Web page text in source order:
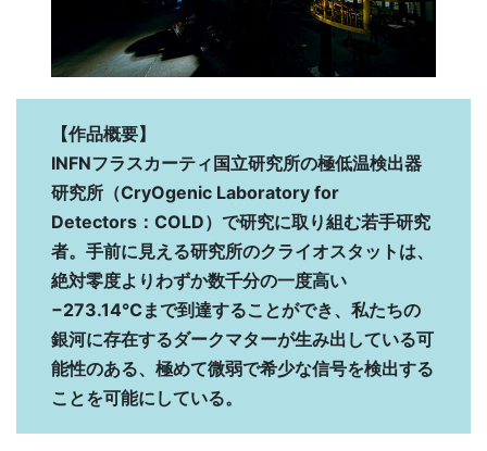
【作品概要】
INFNフラスカーティ国立研究所の極低温検出器
研究所（CryOgenic Laboratory for
Detectors：COLD）で研究に取り組む若手研究
者。手前に見える研究所のクライオスタットは、
絶対零度よりわずか数千分の一度高い
−273.14℃まで到達することができ、私たちの
銀河に存在するダークマターが生み出している可
能性のある、極めて微弱で希少な信号を検出する
ことを可能にしている。